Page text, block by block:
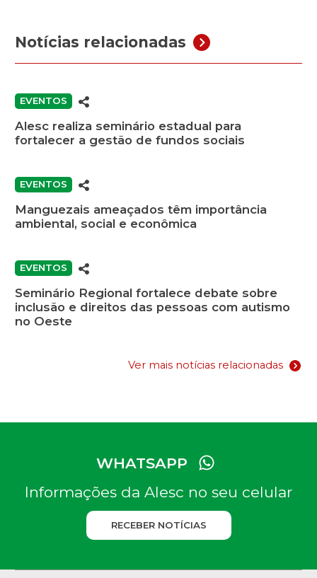
Notícias relacionadas
EVENTOS
Alesc realiza seminário estadual para
fortalecer a gestão de fundos sociais
EVENTOS
Manguezais ameaçados têm importância
ambiental, social e econômica
EVENTOS
Seminário Regional fortalece debate sobre
inclusão e direitos das pessoas com autismo
no Oeste
Ver mais notícias relacionadas
WHATSAPP
Informações da Alesc no seu celular
RECEBER NOTÍCIAS